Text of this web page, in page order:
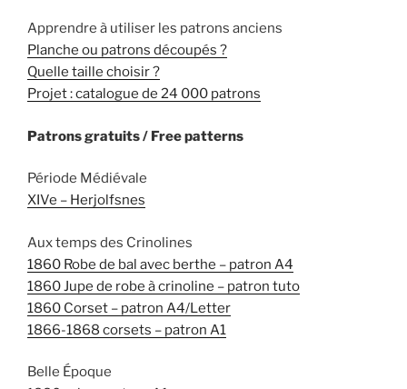
Apprendre à utiliser les patrons anciens
Planche ou patrons découpés ?
Quelle taille choisir ?
Projet : catalogue de 24 000 patrons
Patrons gratuits / Free patterns
Période Médiévale
XIVe – Herjolfsnes
Aux temps des Crinolines
1860 Robe de bal avec berthe – patron A4
1860 Jupe de robe à crinoline – patron tuto
1860 Corset – patron A4/Letter
1866-1868 corsets – patron A1
Belle Époque